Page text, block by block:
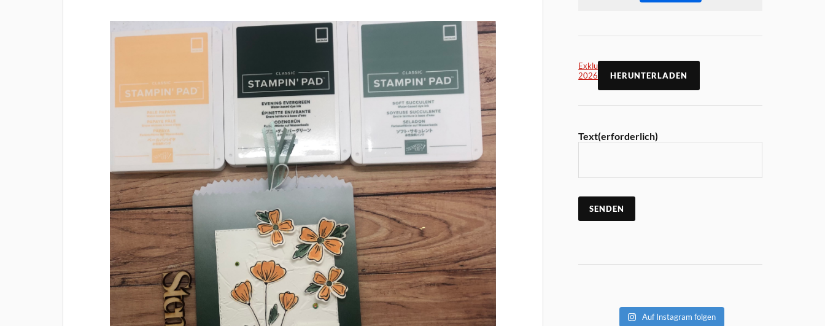
Exklusiv Online Mai
2026
HERUNTERLADEN
Text(erforderlich)
SENDEN
Auf Instagram folgen